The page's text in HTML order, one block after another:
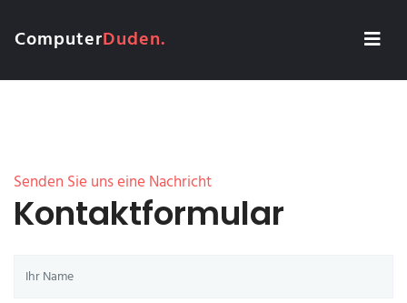
ComputerDuden.
Senden Sie uns eine Nachricht
Kontaktformular